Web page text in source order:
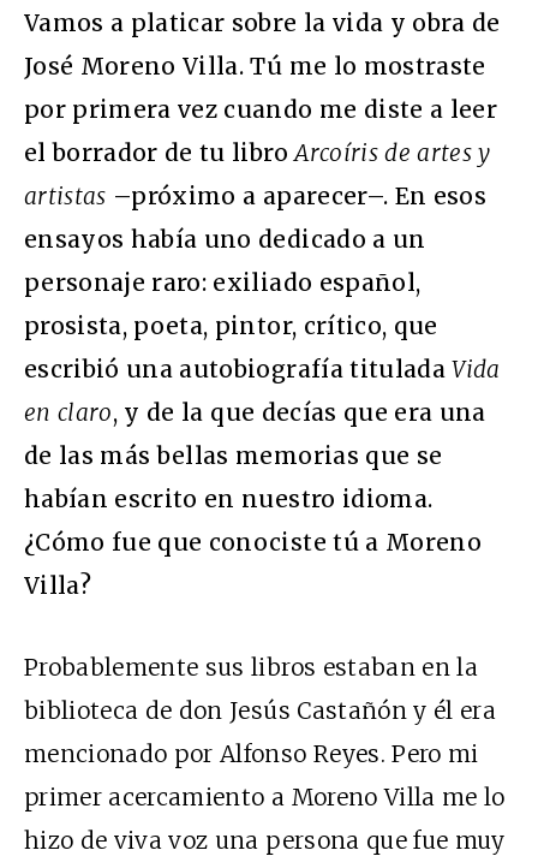
Vamos a platicar sobre la vida y obra de
José Moreno Villa. Tú me lo mostraste
por primera vez cuando me diste a leer
el borrador de tu libroArcoíris de artes y
artistas –próximo a aparecer–. En esos
ensayos había uno dedicado a un
personaje raro: exiliado español,
prosista, poeta, pintor, crítico, que
escribió una autobiografía tituladaVida
en claro, y de la que decías que era una
de las más bellas memorias que se
habían escrito en nuestro idioma.
¿Cómo fue que conociste tú a Moreno
Villa?
Probablemente sus libros estaban en la
biblioteca de don Jesús Castañón y él era
mencionado por Alfonso Reyes. Pero mi
primer acercamiento a Moreno Villa me lo
hizo de viva voz una persona que fue muy